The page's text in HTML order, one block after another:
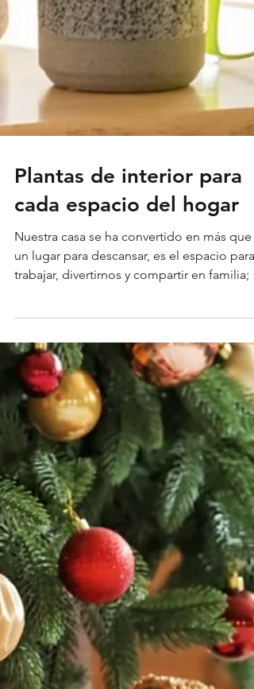
Plantas de interior para
cada espacio del hogar
Nuestra casa se ha convertido en más que